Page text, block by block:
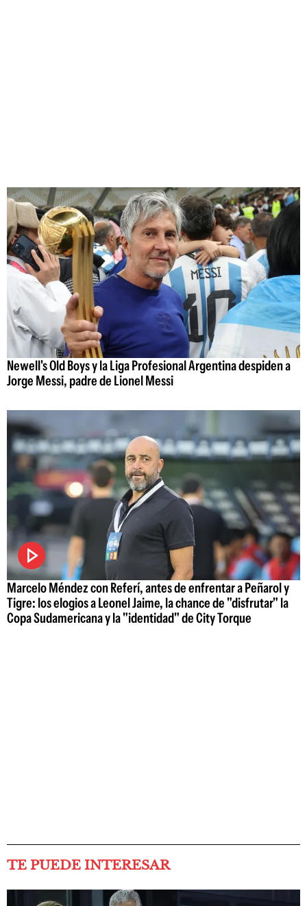
Newell's Old Boys y la Liga Profesional Argentina despiden a
Jorge Messi, padre de Lionel Messi
Marcelo Méndez con Referí, antes de enfrentar a Peñarol y
Tigre: los elogios a Leonel Jaime, la chance de "disfrutar" la
Copa Sudamericana y la "identidad" de City Torque
TE PUEDE INTERESAR